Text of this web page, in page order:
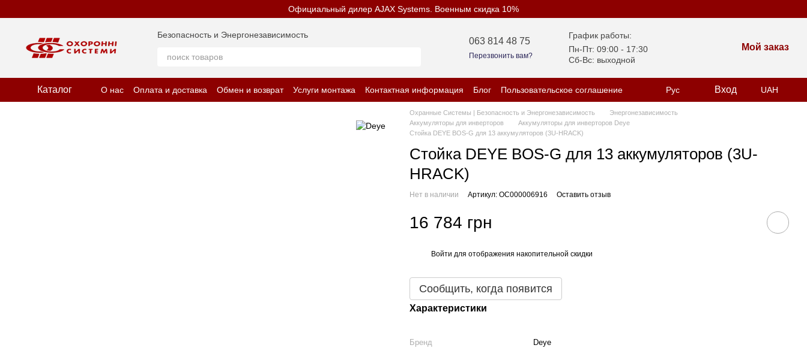
Официальный дилер AJAX Systems. Военным скидка 10%
Безопасность и Энергонезависимость
063 814 48 75
Перезвонить вам?
График работы:
Пн-Пт: 09:00 - 17:30
Сб-Вс: выходной
Мой заказ
Каталог О нас Оплата и доставка Обмен и возврат Услуги монтажа Контактная информация Блог
Пользовательское соглашение
Отзывы о магазине
Политика конфиденциальности
Рус Вход UAH
Охранные Системы | Безопасность и Энергонезависимость
Энергонезависимость
Аккумуляторы для инверторов
Аккумуляторы для инверторов Deye
Стойка DEYE BOS-G для 13 аккумуляторов (3U-HRACK)
Стойка DEYE BOS-G для 13 аккумуляторов (3U-
HRACK)
Нет в наличии Артикул: OC000006916 Оставить отзыв
16 784 грн
Войти для отображения накопительной скидки
Сообщить, когда появится
Характеристики
Бренд
Deye